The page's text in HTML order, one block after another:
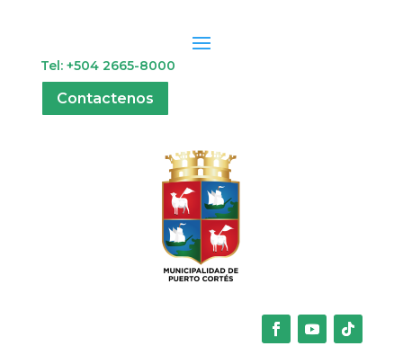
Tel: +504 2665-8000
Contactenos